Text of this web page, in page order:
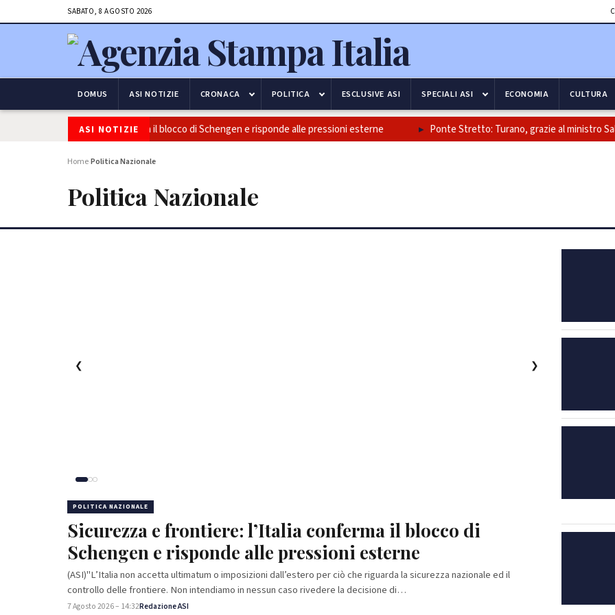
SABATO, 8 AGOSTO 2026
DOMUS ASI NOTIZIE CRONACA POLITICA ESCLUSIVE ASI SPECIALI ASI ECONOMIA CULTURA
ASI NOTIZIE
frontiere: l’Italia conferma il blocco di Schengen e risponde alle pressioni esterne Ponte Stretto: Turano, grazie al ministro Salvini e
HomePolitica Nazionale
Politica Nazionale
❮ ❯
POLITICA NAZIONALE
Sicurezza e frontiere: l’Italia conferma il blocco di
Schengen e risponde alle pressioni esterne
(ASI)"L’Italia non accetta ultimatum o imposizioni dall’estero per ciò che riguarda la sicurezza nazionale ed il
controllo delle frontiere. Non intendiamo in nessun caso rivedere la decisione di…
7 Agosto 2026 – 14:32Redazione ASI